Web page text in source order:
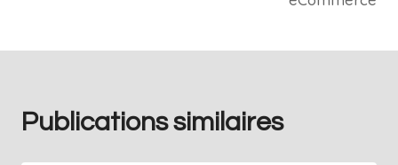
Publications similaires